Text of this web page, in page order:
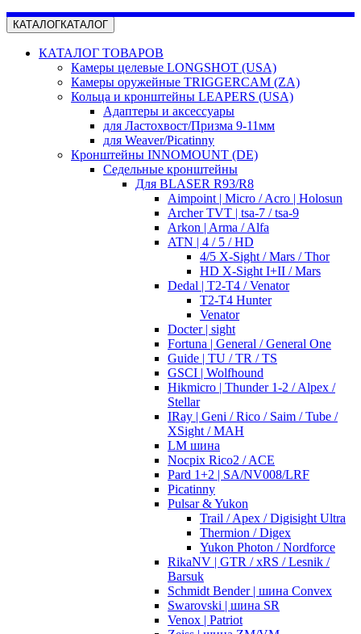
КАТАЛОГКАТАЛОГ
КАТАЛОГ ТОВАРОВ
Камеры целевые LONGSHOT (USA)
Камеры оружейные TRIGGERCAM (ZA)
Кольца и кронштейны LEAPERS (USA)
Адаптеры и аксессуары
для Ластохвост/Призма 9-11мм
для Weaver/Picatinny
Кронштейны INNOMOUNT (DE)
Седельные кронштейны
Для BLASER R93/R8
Aimpoint | Micro / Acro | Holosun
Archer TVT | tsa-7 / tsa-9
Arkon | Arma / Alfa
ATN | 4 / 5 / HD
4/5 X-Sight / Mars / Thor
HD X-Sight I+II / Mars
Dedal | T2-T4 / Venator
T2-T4 Hunter
Venator
Docter | sight
Fortuna | General / General One
Guide | TU / TR / TS
GSCI | Wolfhound
Hikmicro | Thunder 1-2 / Alpex /
Stellar
IRay | Geni / Rico / Saim / Tube /
XSight / MAH
LM шина
Nocpix Rico2 / ACE
Pard 1+2 | SA/NV008/LRF
Picatinny
Pulsar & Yukon
Trail / Apex / Digisight Ultra
Thermion / Digex
Yukon Photon / Nordforce
RikaNV | GTR / xRS / Lesnik /
Barsuk
Schmidt Bender | шина Convex
Swarovski | шина SR
Venox | Patriot